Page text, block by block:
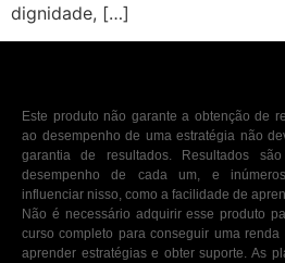
dignidade, […]
Este produto não garante a obtenção de
ao desempenho de uma estratégia não
garantia de resultados. Resultados
desempenho de cada um, e
influenciar nisso, como a facilidade de
Não é necessário adquirir esse produto
curso completo para conseguir uma
aprender estratégias e obter suporte. As